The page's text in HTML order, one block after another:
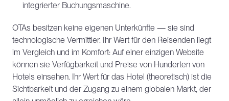
integrierter Buchungsmaschine.
OTAs besitzen keine eigenen Unterkünfte — sie sind
technologische Vermittler. Ihr Wert für den Reisenden liegt
im Vergleich und im Komfort: Auf einer einzigen Website
können sie Verfügbarkeit und Preise von Hunderten von
Hotels einsehen. Ihr Wert für das Hotel (theoretisch) ist die
Sichtbarkeit und der Zugang zu einem globalen Markt, der